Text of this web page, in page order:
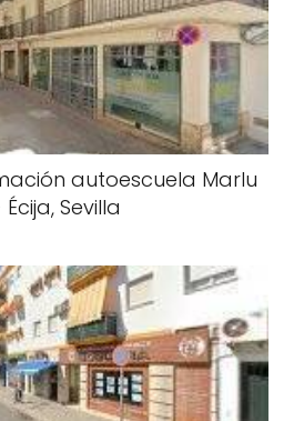
autoescuela Marlu
Sevilla